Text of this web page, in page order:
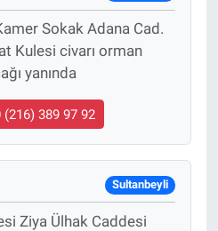
Sokak Adana Cad.
Kulesi civarı orman
yanında
(216) 389 97 92
Sultanbeyli
Ziya Ülhak Caddesi